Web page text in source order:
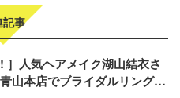
記事
山本店でブライダルリング体